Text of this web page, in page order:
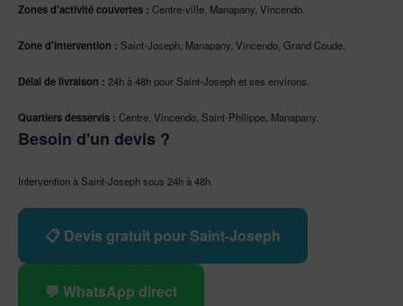
Zones d'activité couvertes : Centre-ville, Manapany, Vincendo.
Zone d'intervention : Saint-Joseph, Manapany, Vincendo, Grand Coude.
Délai de livraison : 24h à 48h pour Saint-Joseph et ses environs.
Quartiers desservis : Centre, Vincendo, Saint-Philippe, Manapany.
Besoin d'un devis ?
Intervention à Saint-Joseph sous 24h à 48h.
📋 Devis gratuit pour Saint-Joseph
💬 WhatsApp direct